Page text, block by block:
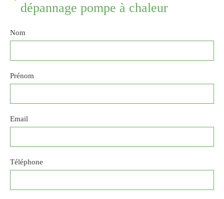
dépannage pompe à chaleur
Nom
Prénom
Email
Téléphone